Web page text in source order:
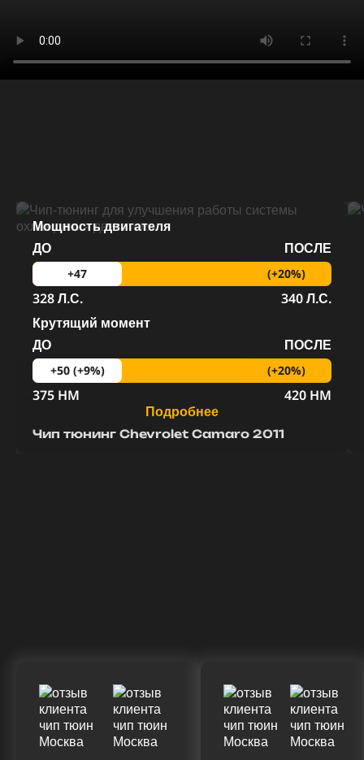
Чип тюнинг Chevrolet Camaro 2011
Мощность двигателя
ДО
ПОСЛЕ
+47 (+20%)
328 Л.С.
340 Л.С.
Крутящий момент
ДО
ПОСЛЕ
+50 (+9%) (+20%)
375 HM
420 HM
Подробнее